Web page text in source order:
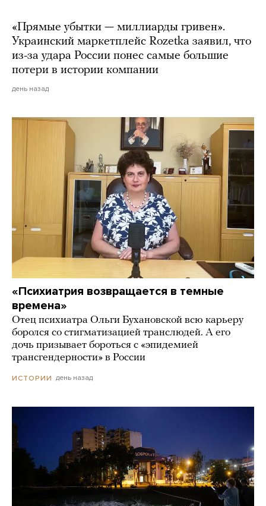
«Прямые убытки — миллиарды гривен».
Украинский маркетплейс Rozetka заявил, что
из-за удара России понес самые большие
потери в истории компании
день назад
«Психиатрия возвращается в темные
времена»
Отец психиатра Ольги Бухановской всю карьеру
боролся со стигматизацией транслюдей. А его
дочь призывает бороться с «эпидемией
трансгендерности» в России
ИСТОРИИ день назад